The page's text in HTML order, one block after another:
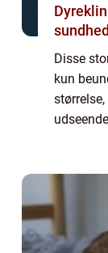
sundhed
Disse
kun